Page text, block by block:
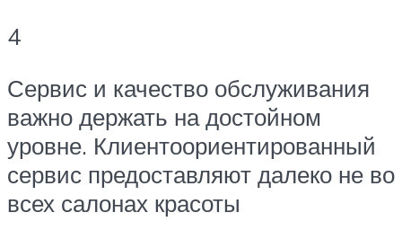
4
Сервис и качество обслуживания
важно держать на достойном
уровне. Клиентоориентированный
сервис предоставляют далеко не во
всех салонах красоты